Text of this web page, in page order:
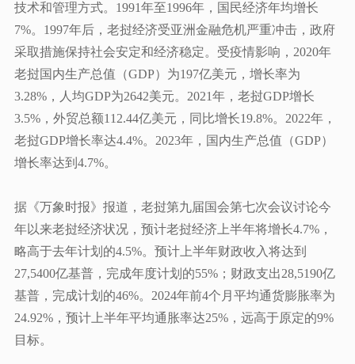
技术和管理方式。1991年至1996年，国民经济年均增长
7%。1997年后，老挝经济受亚洲金融危机严重冲击，政府
采取措施保持社会安定和经济稳定。受疫情影响，2020年
老挝国内生产总值（GDP）为197亿美元，增长率为
3.28%，人均GDP为2642美元。2021年，老挝GDP增长
3.5%，外贸总额112.44亿美元，同比增长19.8%。2022年，
老挝GDP增长率达4.4%。 2023年， 国内生产总值（GDP）
增长率达到4.7%。
据《万象时报》报道，老挝第九届国会第七次会议讨论今
年以来老挝经济状况，预计老挝经济上半年将增长4.7%，
略高于去年计划的4.5%。预计上半年财政收入将达到
27,5400亿基普，完成年度计划的55%；财政支出28,5190亿
基普，完成计划的46%。2024年前4个月平均通货膨胀率为
24.92%，预计上半年平均通胀率达25%，远高于原定的9%
目标。